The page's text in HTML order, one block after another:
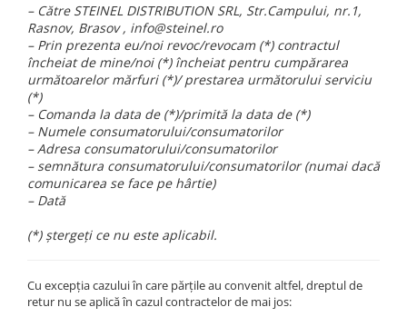
– Către STEINEL DISTRIBUTION SRL, Str.Campului, nr.1,
Rasnov, Brasov , info@steinel.ro
– Prin prezenta eu/noi revoc/revocam (*) contractul
încheiat de mine/noi (*) încheiat pentru cumpărarea
următoarelor mărfuri (*)/ prestarea următorului serviciu
(*)
– Comanda la data de (*)/primită la data de (*)
– Numele consumatorului/consumatorilor
– Adresa consumatorului/consumatorilor
– semnătura consumatorului/consumatorilor (numai dacă
comunicarea se face pe hârtie)
– Dată
(*) ștergeți ce nu este aplicabil.
Cu excepția cazului în care părțile au convenit altfel, dreptul de
retur nu se aplică în cazul contractelor de mai jos: